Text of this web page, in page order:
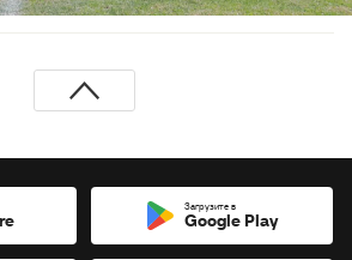
Загрузите в
Google Play